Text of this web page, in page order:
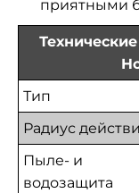
приятными
Тип
Радиус
Пыле- и
водозащита